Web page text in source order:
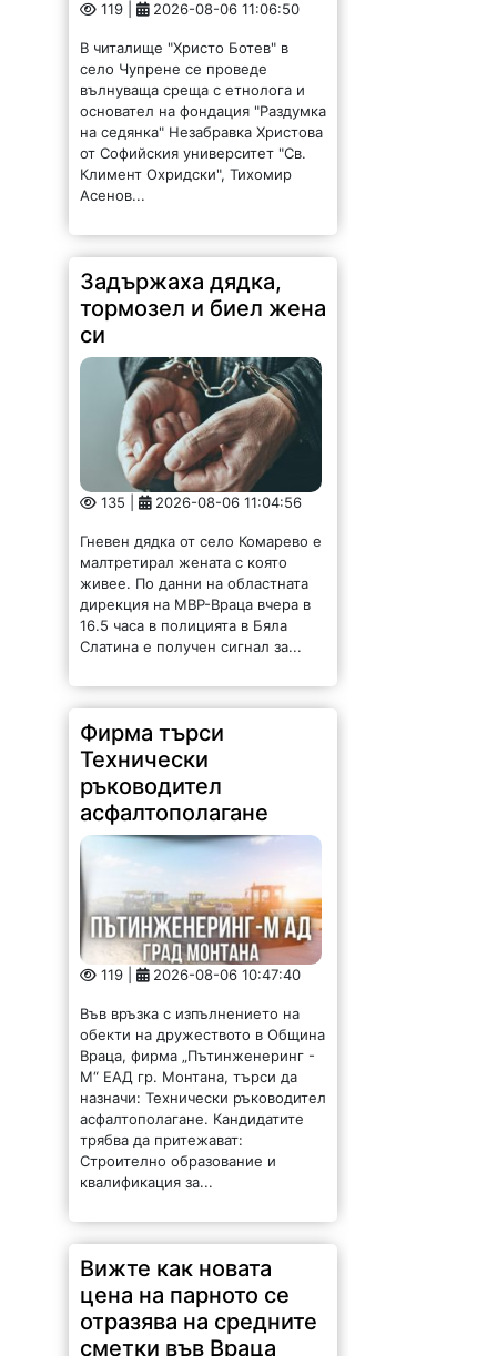
В читалище "Христо Ботев" в
село Чупрене се проведе
вълнуваща среща с етнолога и
основател на фондация "Раздумка
на седянка" Незабравка Христова
от Софийския университет "Св.
Климент Охридски", Тихомир
Асенов...
Задържаха дядка,
тормозел и биел жена
си
135 | 2026-08-06 11:04:56
Гневен дядка от село Комарево е
малтретирал жената с която
живее. По данни на областната
дирекция на МВР-Враца вчера в
16.5 часа в полицията в Бяла
Слатина е получен сигнал за...
Фирма търси
Технически
ръководител
асфалтополагане
119 | 2026-08-06 10:47:40
Във връзка с изпълнението на
обекти на дружеството в Община
Враца, фирма „Пътинженеринг -
М“ ЕАД гр. Монтана, търси да
назначи: Технически ръководител
асфалтополагане. Кандидатите
трябва да притежават:
Строително образование и
квалификация за...
Вижте как новата
цена на парното се
отразява на средните
сметки във Враца